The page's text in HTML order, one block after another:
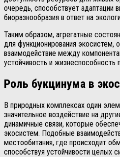
очередь, способствует адаптации
биоразнообразия в ответ на
Таким образом, агрегатные
для функционирования экосистем,
взаимодействие между
устойчивость и жизнеспособность
Роль букцинума в
В природных комплексах один
значительное воздействие на
динамичные связи, которые
экосистем. Подобные
местообитания, где происходит
способствуя устойчивости целых